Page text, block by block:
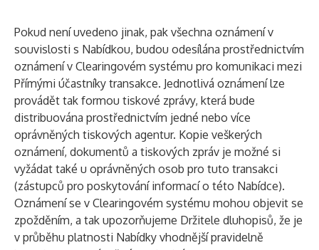
Pokud není uvedeno jinak, pak všechna oznámení v
souvislosti s Nabídkou, budou odesílána prostřednictvím
oznámení v Clearingovém systému pro komunikaci mezi
Přímými účastníky transakce. Jednotlivá oznámení lze
provádět tak formou tiskové zprávy, která bude
distribuována prostřednictvím jedné nebo více
oprávněných tiskových agentur. Kopie veškerých
oznámení, dokumentů a tiskových zpráv je možné si
vyžádat také u oprávněných osob pro tuto transakci
(zástupců pro poskytování informací o této Nabídce).
Oznámení se v Clearingovém systému mohou objevit se
zpožděním, a tak upozorňujeme Držitele dluhopisů, že je
v průběhu platnosti Nabídky vhodnější pravidelně